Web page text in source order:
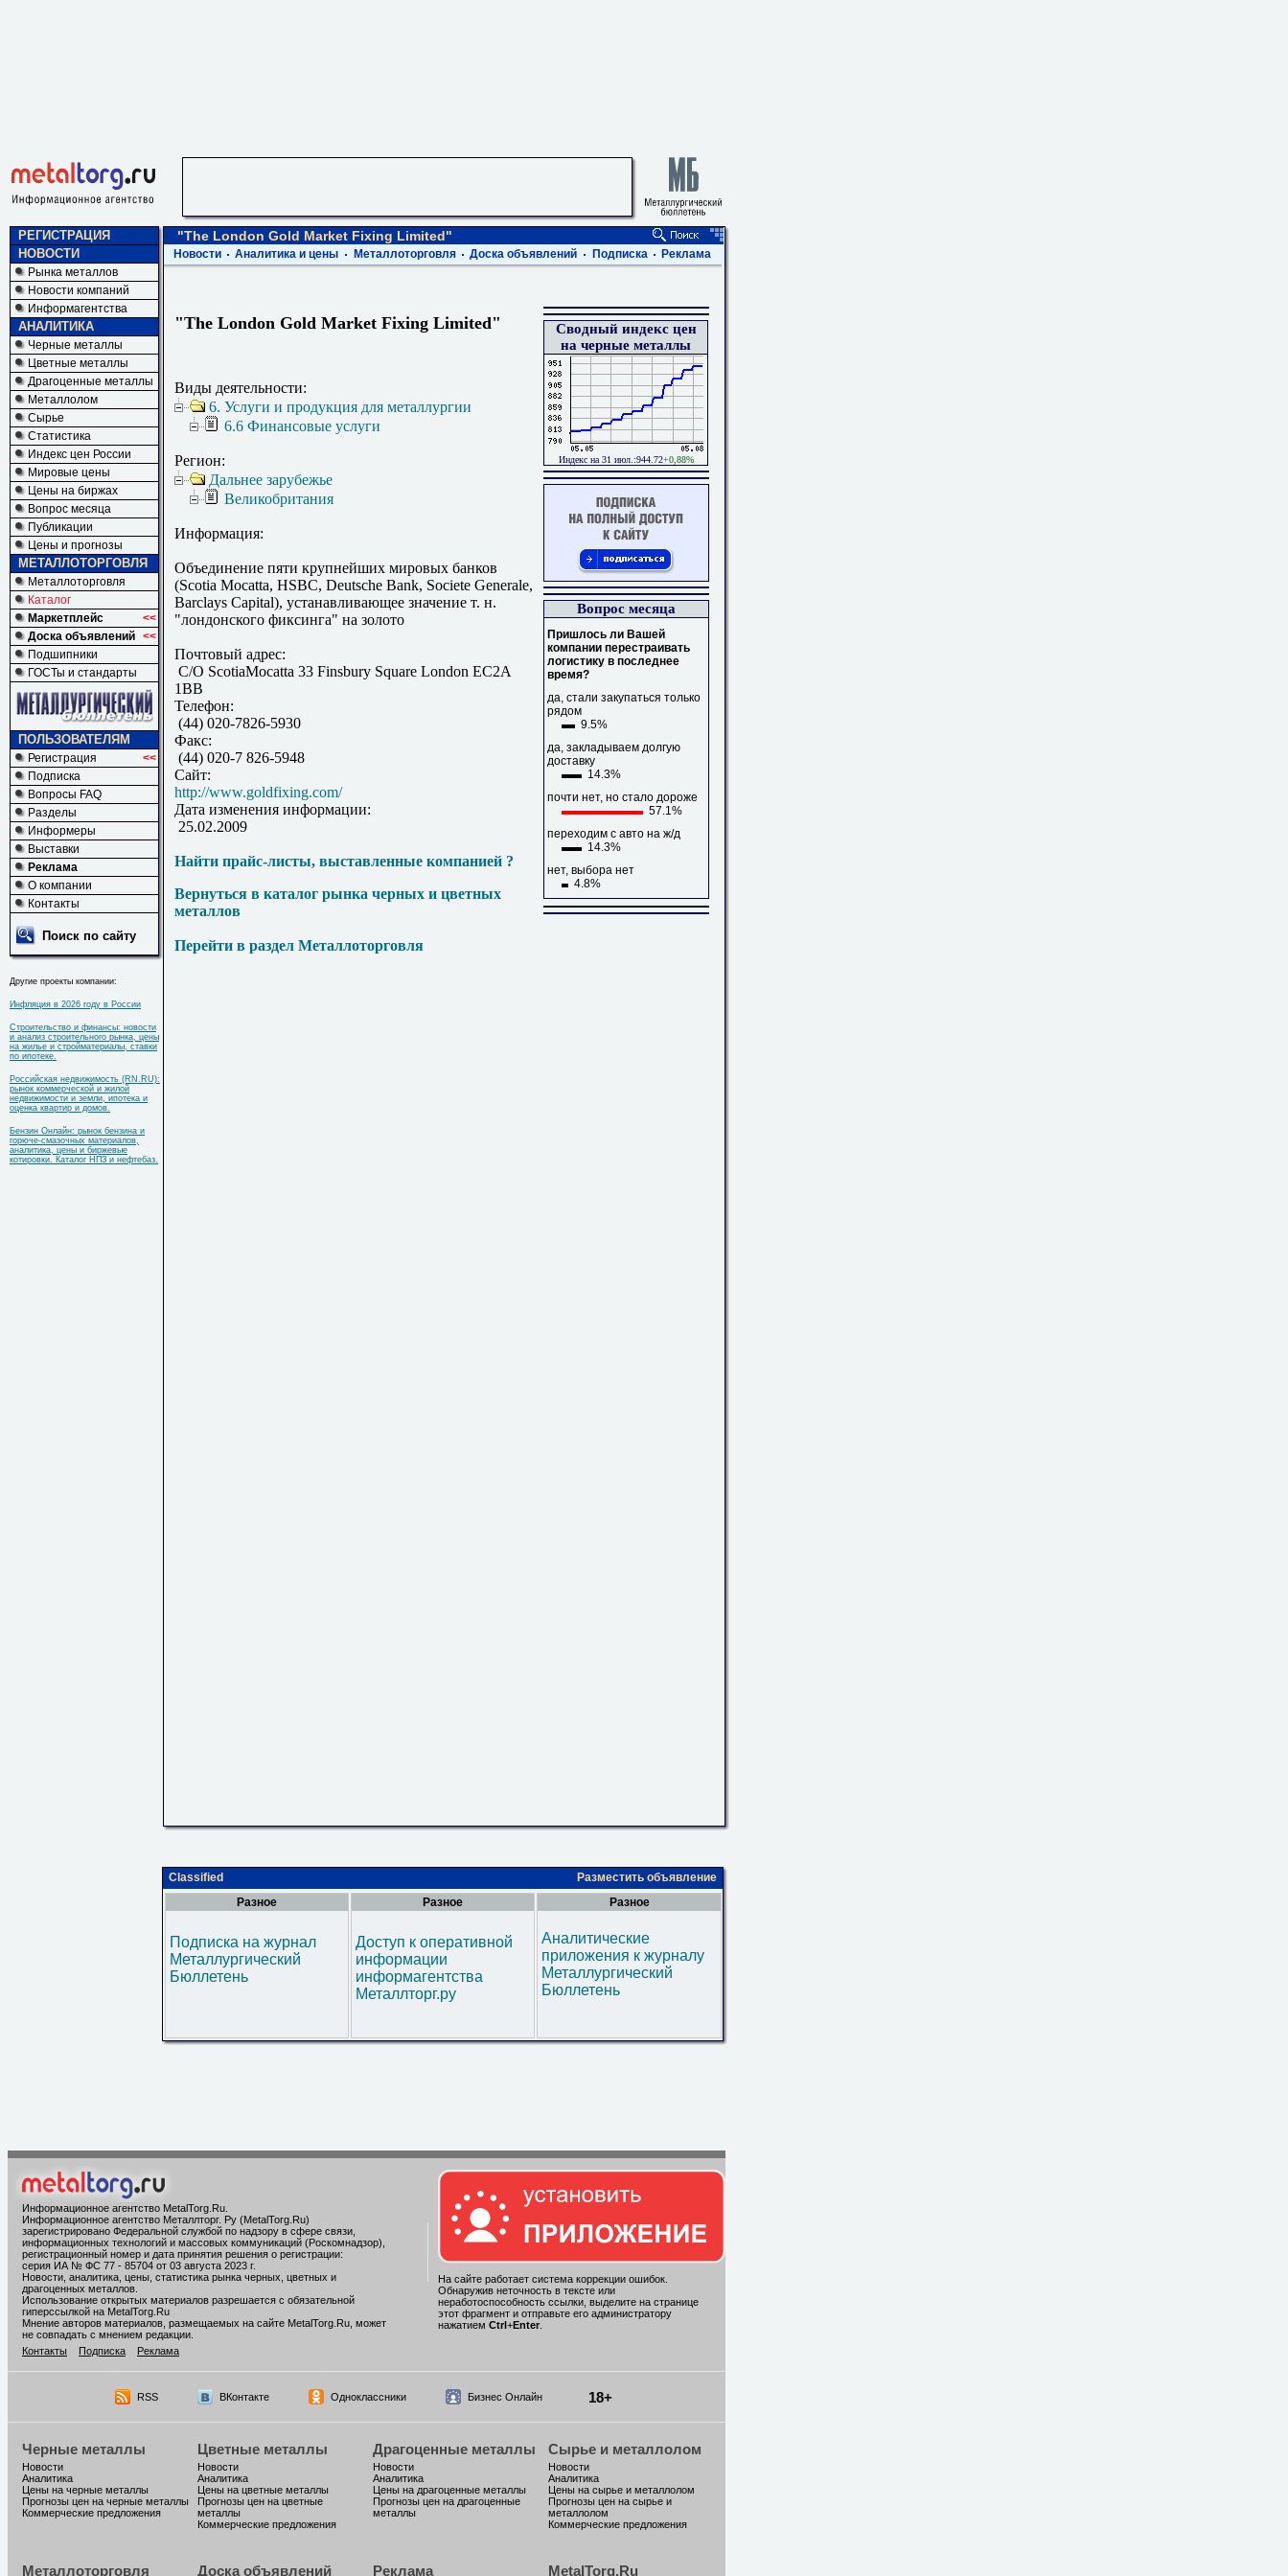
РЕГИСТРАЦИЯ
НОВОСТИ
Рынка металлов
Новости компаний
Информагентства
АНАЛИТИКА
Черные металлы
Цветные металлы
Драгоценные металлы
Металлолом
Сырье
Статистика
Индекс цен России
Мировые цены
Цены на биржах
Вопрос месяца
Публикации
Цены и прогнозы
МЕТАЛЛОТОРГОВЛЯ
Металлоторговля
Каталог
Маркетплейс
<<
Доска объявлений <<
Подшипники
ГОСТы и стандарты
ПОЛЬЗОВАТЕЛЯМ
Регистрация
<<
Подписка
Вопросы FAQ
Разделы
Информеры
Выставки
Реклама
О компании
Контакты
Поиск по сайту
Другие проекты компании:
Инфляция в 2026 году в России
Строительство и финансы: новости
и анализ строительного рынка, цены
на жилье и стройматериалы, ставки
по ипотеке.
Российская недвижимость (RN.RU):
рынок коммерческой и жилой
недвижимости и земли, ипотека и
оценка квартир и домов.
Бензин Онлайн: рынок бензина и
горюче-смазочных материалов,
аналитика, цены и биржевые
котировки. Каталог НПЗ и нефтебаз.
"The London Gold Market Fixing Limited"
Новости Аналитика и цены Металлоторговля Доска объявлений Подписка Реклама
"The London Gold Market Fixing Limited"
Виды деятельности:
6. Услуги и продукция для металлургии
6.6 Финансовые услуги
Регион:
Дальнее зарубежье
Великобритания
Информация:
Объединение пяти крупнейших мировых банков
(Scotia Mocatta, HSBC, Deutsche Bank, Societe Generale,
Barclays Capital), устанавливающее значение т. н.
"лондонского фиксинга" на золото
Почтовый адрес:
C/O ScotiaMocatta 33 Finsbury Square London EC2A
1BB
Телефон:
(44) 020-7826-5930
Факс:
(44) 020-7 826-5948
Сайт:
http://www.goldfixing.com/
Дата изменения информации:
25.02.2009
Найти прайс-листы, выставленные компанией ?
Вернуться в каталог рынка черных и цветных
металлов
Перейти в раздел Металлоторговля
Сводный индекс цен
на черные металлы
Индекс на 31 июл.:944.72+0,88%
Вопрос месяца
Пришлось ли Вашей
компании перестраивать
логистику в последнее
время?
да, стали закупаться только
рядом
9.5%
да, закладываем долгую
доставку
14.3%
почти нет, но стало дороже
57.1%
переходим с авто на ж/д
14.3%
нет, выбора нет
4.8%
Classified
Разместить объявление
Разное
Подписка на журнал
Металлургический
Бюллетень
Разное
Доступ к оперативной
информации
информагентства
Металлторг.ру
Разное
Аналитические
приложения к журналу
Металлургический
Бюллетень
Информационное агентство MetalTorg.Ru
Информационное агентство Металлторг. Ру (MetalTorg.Ru)
зарегистрировано Федеральной службой по надзору в сфере связи,
информационных технологий и массовых коммуникаций (Роскомнадзор),
регистрационный номер и дата принятия решения о регистрации:
серия ИА № ФС 77 - 85704 от 03 августа 2023 г.
Новости, аналитика, цены, статистика рынка черных, цветных и
драгоценных металлов.
Использование открытых материалов разрешается с обязательной
гиперссылкой на MetalTorg.Ru
Мнение авторов материалов, размещаемых на сайте MetalTorg.Ru, может
не совпадать с мнением редакции.
Контакты
Подписка Реклама
На сайте работает система коррекции ошибок.
Обнаружив неточность в тексте или
неработоспособность ссылки, выделите на странице
этот фрагмент и отправьте его администратору
нажатием Ctrl +Enter.
RSS ВКонтакте Одноклассники Бизнес Онлайн 18+
Черные металлы
Новости
Аналитика
Цены на черные металлы
Прогнозы цен на черные металлы
Коммерческие предложения
Цветные металлы
Новости
Аналитика
Цены на цветные металлы
Прогнозы цен на цветные
металлы
Коммерческие предложения
Драгоценные металлы
Новости
Аналитика
Цены на драгоценные металлы
Прогнозы цен на драгоценные
металлы
Сырье и металлолом
Новости
Аналитика
Цены на сырье и металлолом
Прогнозы цен на сырье и
металлолом
Коммерческие предложения
Металлоторговля Доска объявлений Реклама MetalTorg.Ru